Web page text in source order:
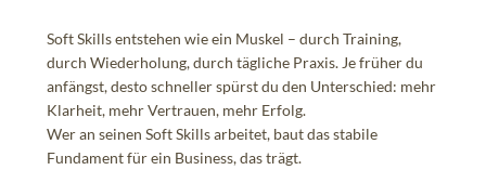
Soft Skills entstehen wie ein Muskel – durch Training,
durch Wiederholung, durch tägliche Praxis. Je früher du
anfängst, desto schneller spürst du den Unterschied: mehr
Klarheit, mehr Vertrauen, mehr Erfolg.
Wer an seinen Soft Skills arbeitet, baut das stabile
Fundament für ein Business, das trägt.